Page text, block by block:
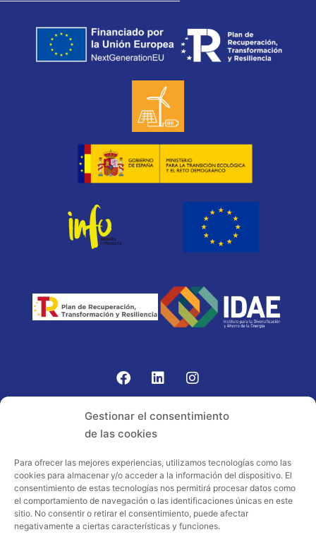
Gestionar el consentimiento
de las cookies
Para ofrecer las mejores experiencias, utilizamos tecnologías como las
cookies para almacenar y/o acceder a la información del dispositivo. El
consentimiento de estas tecnologías nos permitirá procesar datos como
el comportamiento de navegación o las identificaciones únicas en este
sitio. No consentir o retirar el consentimiento, puede afectar
negativamente a ciertas características y funciones.
Proyecto acogido al programa de
incentivos ligados al autoconsumo y
almacenamiento, con fuentes de energía
renovables, así como a la implantación